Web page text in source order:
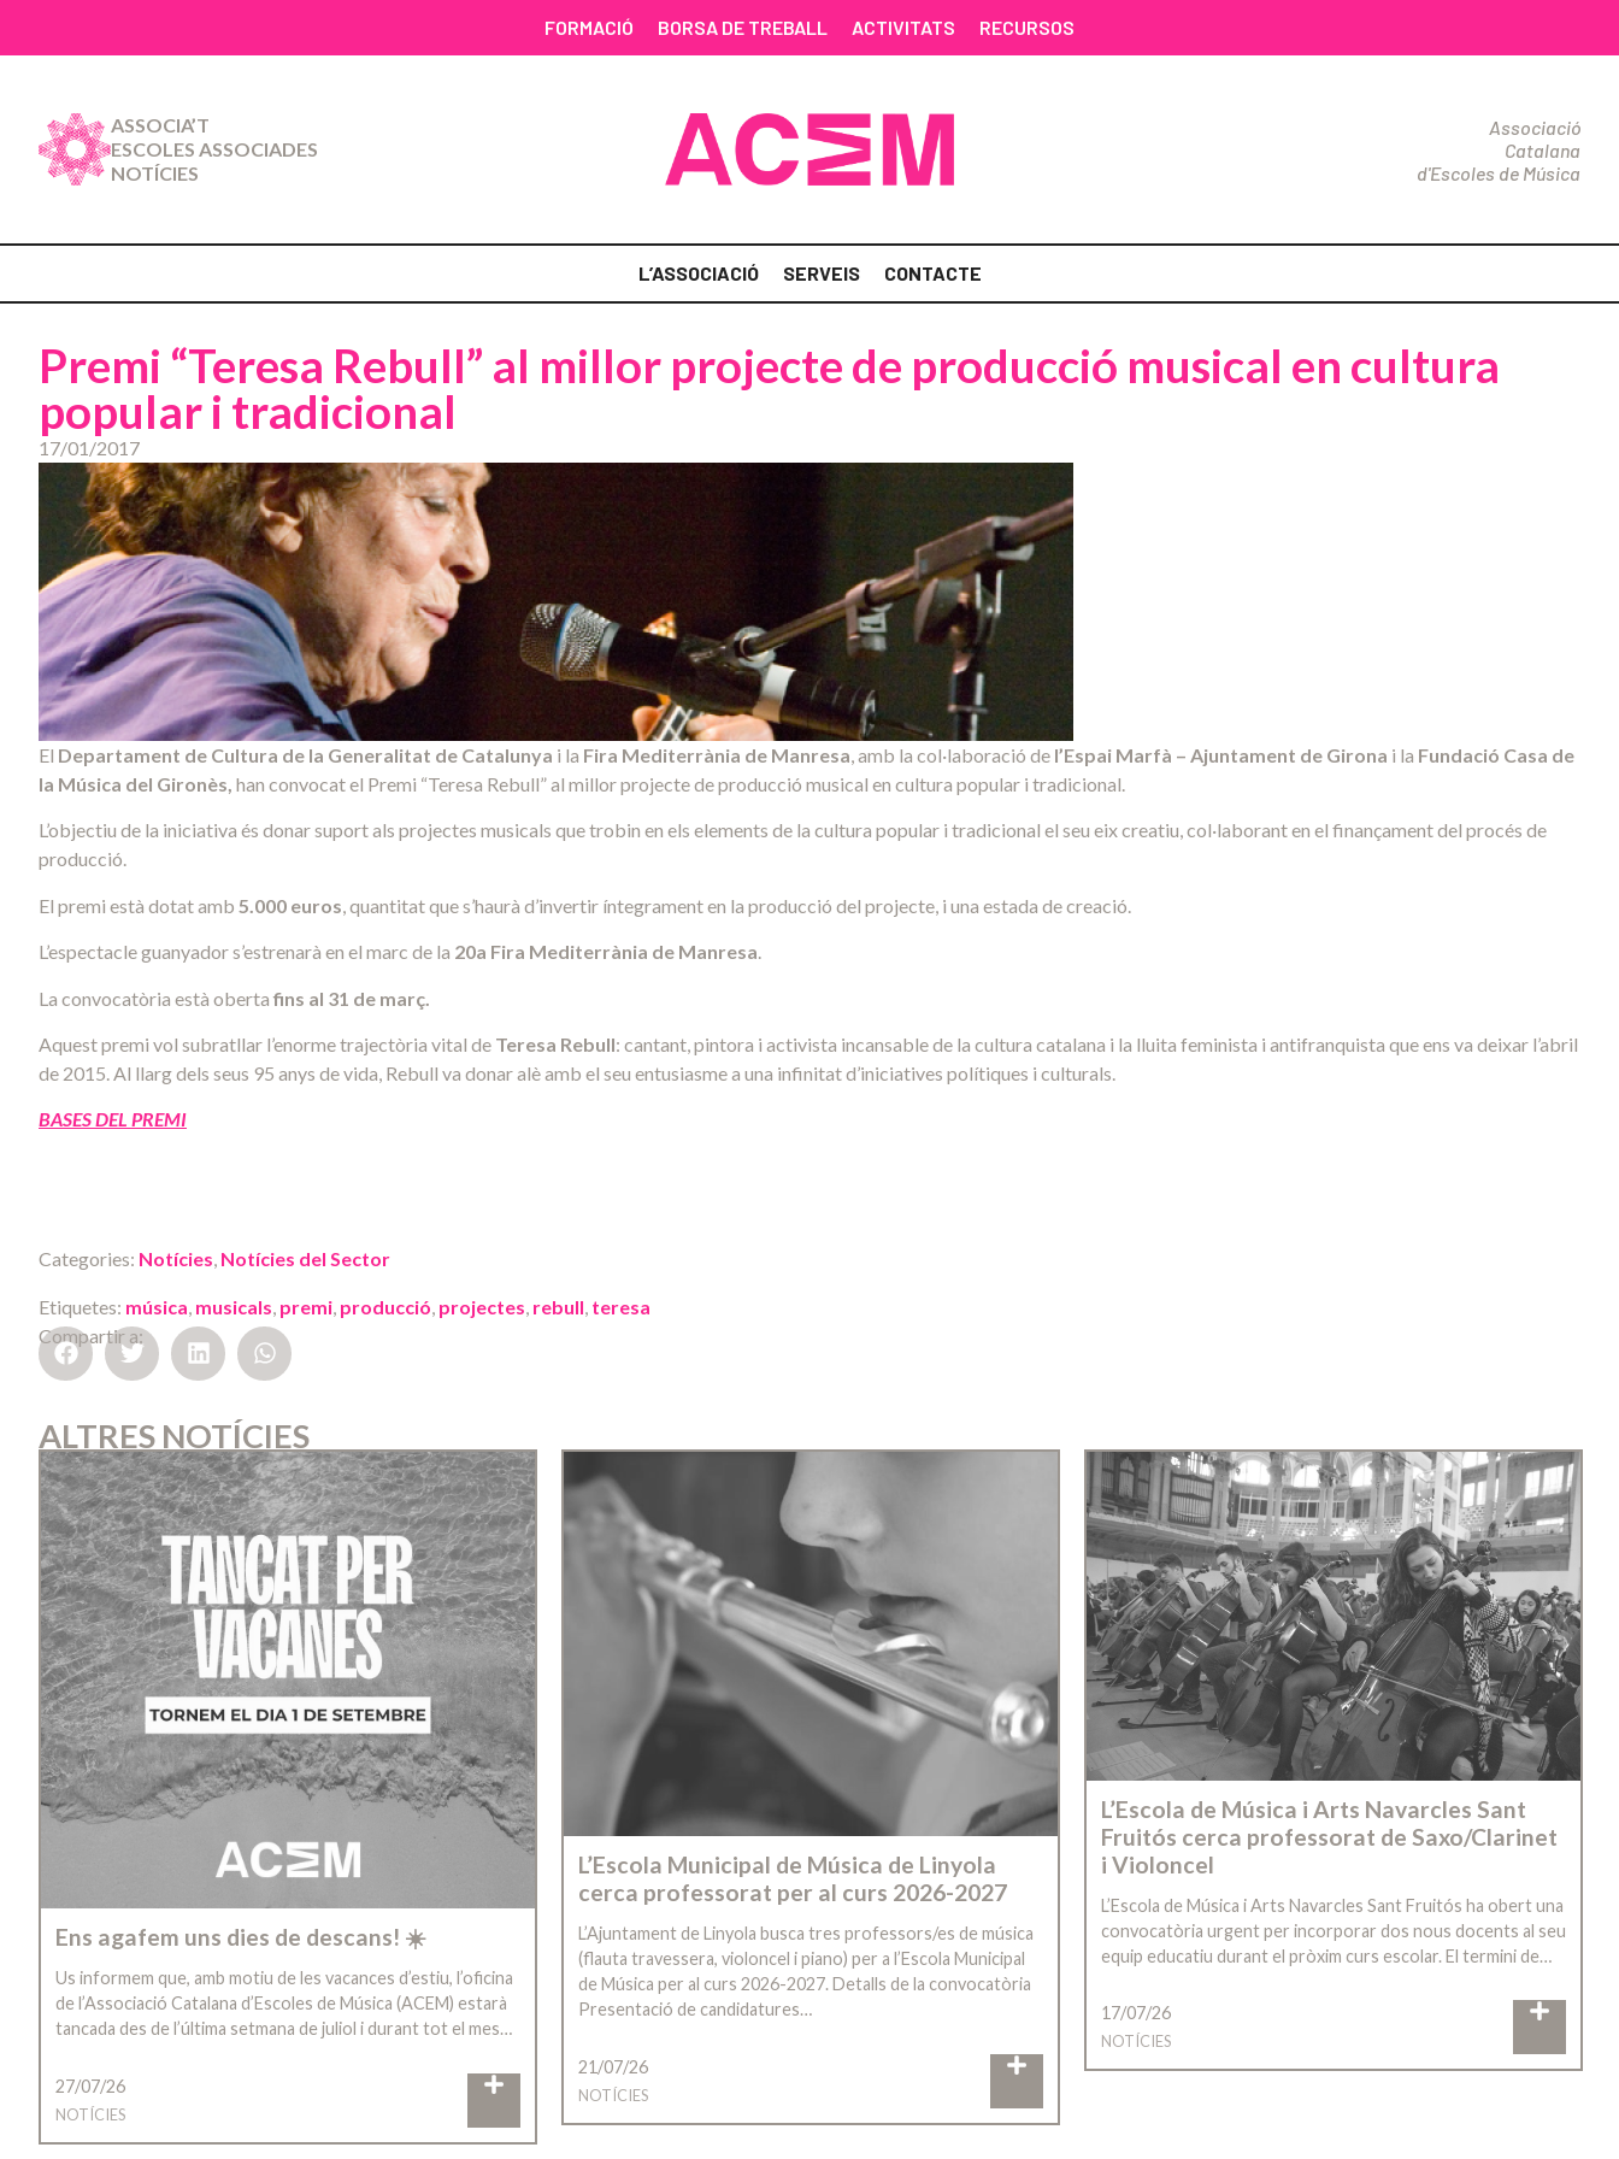
FORMACIÓ BORSA DE TREBALL ACTIVITATS RECURSOS
ASSOCIA’T
ESCOLES ASSOCIADES
NOTÍCIES
Associació
Catalana
d'Escoles de Música
L’ASSOCIACIÓ SERVEIS CONTACTE
Premi “Teresa Rebull” al millor projecte de producció musical en cultura
popular i tradicional
17/01/2017
El Departament de Cultura de la Generalitat de Catalunya i la Fira Mediterrània de Manresa,amb la col·laboració de l’Espai Marfà – Ajuntament de Girona i la Fundació Casa de
la Música del Gironès, han convocat el Premi “Teresa Rebull” al millor projecte de producció musical en cultura popular i tradicional.
L’objectiu de la iniciativa és donar suport als projectes musicals que trobin en els elements de la cultura popular i tradicional el seu eix creatiu, col·laborant en el finançament del procés de
producció.
El premi està dotat amb 5.000 euros , quantitat que s’haurà d’invertir íntegrament en la producció del projecte, i una estada de creació.
L’espectacle guanyador s’estrenarà en el marc de la 20a Fira Mediterrània de Manresa.
La convocatòria està obertafins al 31 de març.
Aquest premi vol subratllar l’enorme trajectòria vital de Teresa Rebull: cantant, pintora i activista incansable de la cultura catalana i la lluita feminista i antifranquista que ens va deixar l’abril
de 2015. Al llarg dels seus 95 anys de vida, Rebull va donar alè amb el seu entusiasme a una infinitat d’iniciatives polítiques i culturals.
BASES DEL PREMI
Categories: Notícies Notícies del Sector
Etiquetes: música musicals premi producció projectes rebull teresa
Compartir a:
ALTRES NOTÍCIES
Ens agafem uns dies de descans! ☀️
Us informem que, amb motiu de les vacances d’estiu, l’oficina
de l’Associació Catalana d’Escoles de Música (ACEM) estarà
tancada des de l’última setmana de juliol i durant tot el mes…
27/07/26
NOTÍCIES
L’Escola Municipal de Música de Linyola
cerca professorat per al curs 2026-2027
L’Ajuntament de Linyola busca tres professors/es de música
(flauta travessera, violoncel i piano) per a l’Escola Municipal
de Música per al curs 2026-2027. Detalls de la convocatòria
Presentació de candidatures…
21/07/26
NOTÍCIES
L’Escola de Música i Arts Navarcles Sant
Fruitós cerca professorat de Saxo/Clarinet
i Violoncel
L’Escola de Música i Arts Navarcles Sant Fruitós ha obert una
convocatòria urgent per incorporar dos nous docents al seu
equip educatiu durant el pròxim curs escolar. El termini de…
17/07/26
NOTÍCIES